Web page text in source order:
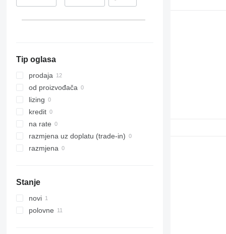
Tip oglasa
prodaja
od proizvođača
lizing
kredit
na rate
razmjena uz doplatu (trade-in)
razmjena
Stanje
novi
polovne